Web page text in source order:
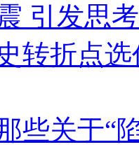
引发思
转折点选
些关于“